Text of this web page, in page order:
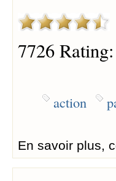
7726 Rating:
action
En savoir plus,